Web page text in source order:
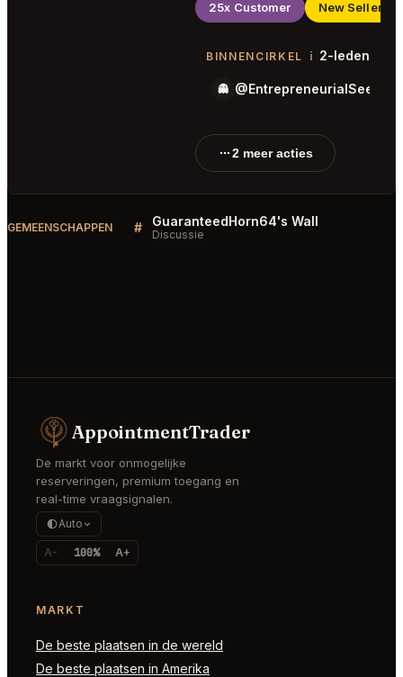
25x Customer New Seller
BINNENCIRKEL i 2-leden
👻 @EntrepreneurialSeed60
2 meer acties
GEMEENSCHAPPEN # GuaranteedHorn64's Wall
Discussie
AppointmentTrader
De markt voor onmogelijke
reserveringen, premium toegang en
real-time vraagsignalen.
Auto
A- 100% A+
MARKT
De beste plaatsen in de wereld
De beste plaatsen in Amerika